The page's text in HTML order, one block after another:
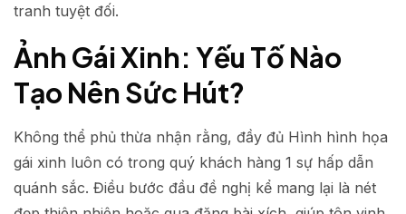
tranh tuyệt đối.
Ảnh Gái Xinh: Yếu Tố Nào
Tạo Nên Sức Hút?
Không thể phủ thừa nhận rằng, đầy đủ Hình hình họa
gái xinh luôn có trong quý khách hàng 1 sự hấp dẫn
quánh sắc. Điều bước đầu đề nghị kể mang lại là nét